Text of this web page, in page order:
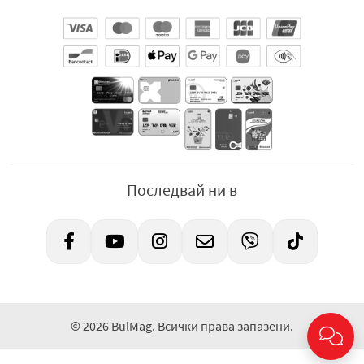
Производител: „Карлсберг България“ АД, гр. София
1766, ж.к. Младост 4, Бизнес Парк София, сграда 10,
етаж 4, тел: +359 2 44 01 360, телефон на
потребителя: 0800 11 500, e-
office@carlsberg.bg www.carlsbergbulgaria.bg
Последвай ни в
© 2026 BulMag. Всички права запазени.